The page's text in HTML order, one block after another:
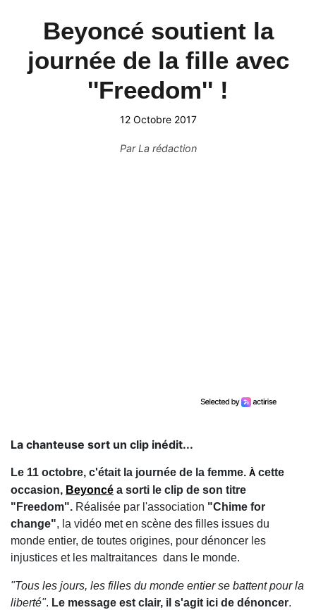
Beyoncé soutient la
journée de la fille avec
''Freedom'' !
12 Octobre 2017
ParLa rédaction
La chanteuse sort un clip inédit...
Le 11 octobre, c'était la journée de la femme. À cette
occasion, Beyoncé a sorti le clip de son titre
"Freedom". Réalisée par l'association "Chime for
change", la vidéo met en scène des filles issues du
monde entier, de toutes origines, pour dénoncer les
injustices et les maltraitances dans le monde.
"Tous les jours, les filles du monde entier se battent pour la
liberté". Le message est clair, il s'agit ici de dénoncer.